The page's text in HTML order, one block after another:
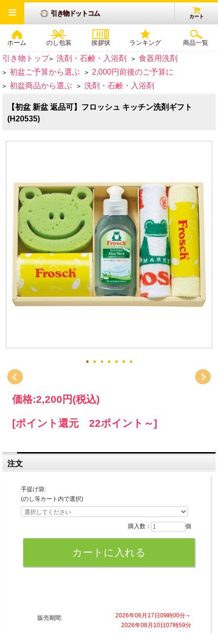
引き物ドットコム カート
ホーム のし包装 挨拶状 ランキング 商品一覧
≡
引き物トップ> 洗剤・石鹸・入浴剤 > 食器用洗剤
> 初盆ご予算から選ぶ > 2,000円前後のご予算に
> 初盆商品から選ぶ > 洗剤・石鹸・入浴剤
【初盆 新盆 返品可】フロッシュ キッチン洗剤ギフト
(H20535)
価格:2,200円 (税込)
[ポイント還元 22ポイント～]
注文
手提げ袋:
(のし等カート内で選択)
購入数： 個
販売期間:
2026年06月17日09時00分～
2026年08月10日07時59分